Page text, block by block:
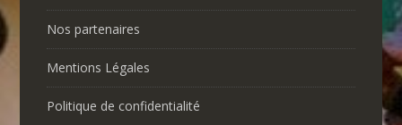
Nos partenaires
Mentions Légales
Politique de confidentialité